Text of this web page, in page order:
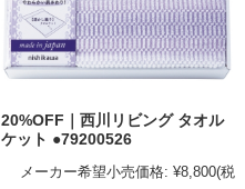
20%OFF｜西川リビング タオル
ケット ●79200526
メーカー希望小売価格: ¥8,800(税